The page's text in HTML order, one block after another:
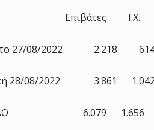
Ι.Χ.
27/08/2022 2.218
28/08/2022 3.861 1.042
6.079 1.656